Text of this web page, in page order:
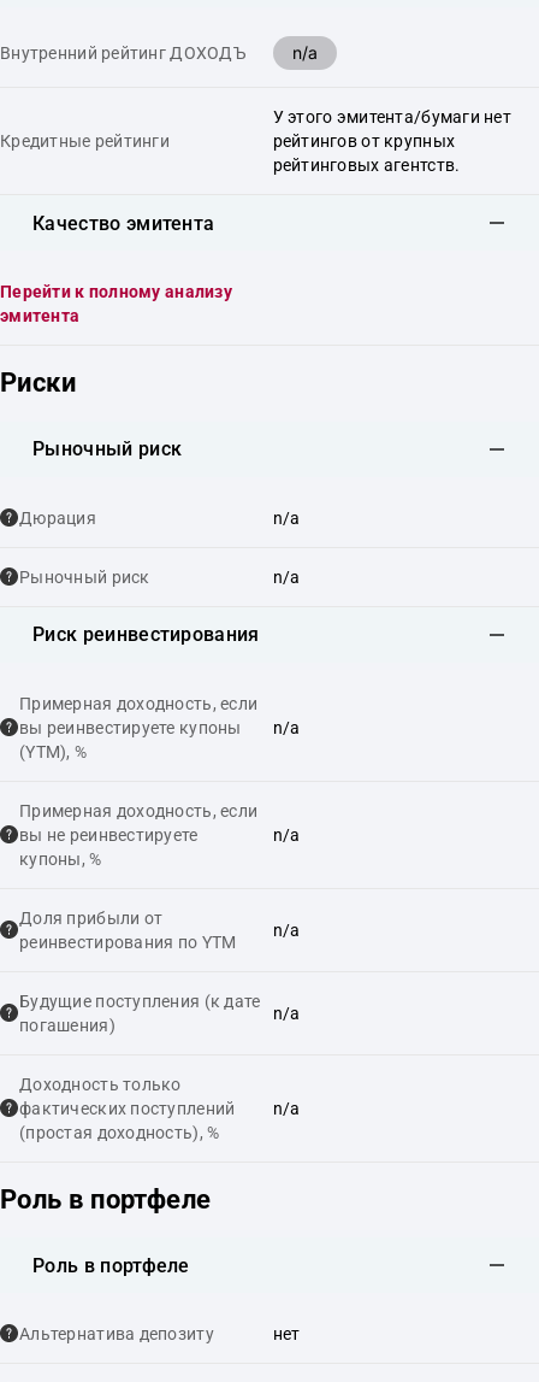
Внутренний рейтинг ДОХОДЪ n/a
Кредитные рейтинги
У этого эмитента/бумаги нет
рейтингов от крупных
рейтинговых агентств.
Качество эмитента
Перейти к полному анализу
эмитента
Риски
Рыночный риск
Дюрация n/a
Рыночный риск n/a
Риск реинвестирования
Примерная доходность, если
вы реинвестируете купоны
(YTM), %
n/a
Примерная доходность, если
вы не реинвестируете
купоны, %
n/a
Доля прибыли от
реинвестирования по YTM
n/a
Будущие поступления (к дате
погашения)
n/a
Доходность только
фактических поступлений
(простая доходность), %
n/a
Роль в портфеле
Роль в портфеле
Альтернатива депозиту нет